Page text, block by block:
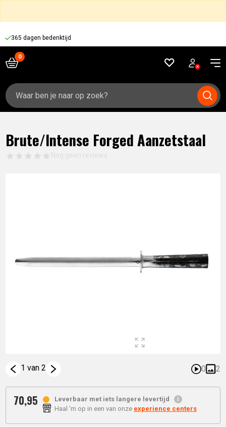
365 dagen bedenktijd
Zoeken
naar:
Brute/Intense Forged Aanzetstaal
1 van 2 0 2
70,95
Leverbaar met iets langere levertijd
Haal 'm op in een van onze experience centers